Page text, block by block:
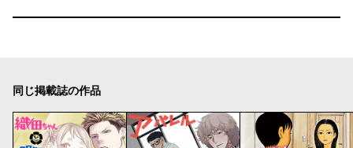
同じ掲載誌の作品